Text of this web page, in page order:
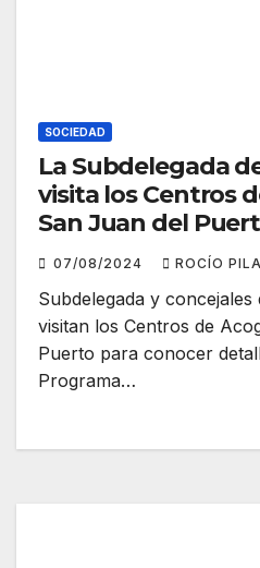
SOCIEDAD
La Subdelegada
visita los Centros
San Juan del
07/08/2024 ROCÍO
Subdelegada y
visitan los Centros de
Puerto para conocer
Programa…